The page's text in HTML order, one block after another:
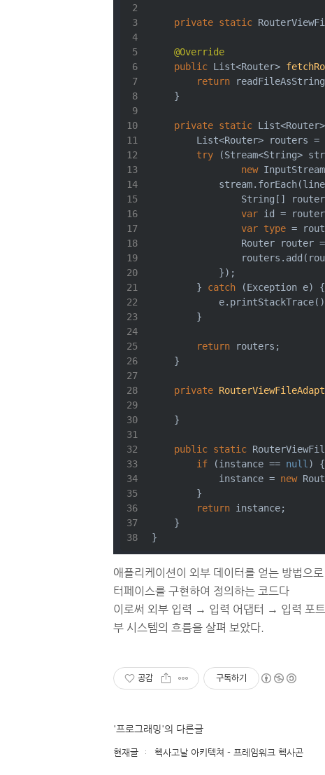
private static
@Override
public List<Router>
return
    }
private static List<Router>
        List<Router> routers =
try (Stream<String>
new
String []
var id =
var type =
                Router router =
            });
        }
catch (Exception e) {
        }
return routers;
    }
private
    }
public static
if (instance == null) {
            instance =
new
        }
return instance;
    }
}
애플리케이션이 외부 데이터를 얻는 방법으
터페이스를 구현하여 정의하는 코드다
이로써 외부 입력 → 입력 어댑터 → 입력
부 시스템의 흐름을 살펴 보았다.
공감 구독하기
'프로그래밍'의 다른글
현재글 헥사고날 아키텍쳐 - 프레임워크 헥사곤